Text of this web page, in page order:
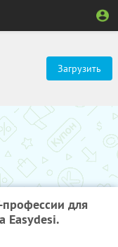
Загрузить
профессии для
Easydesi.